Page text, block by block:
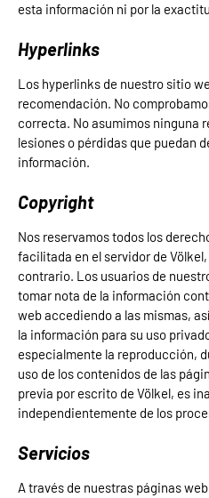
esta información ni por la
Hyperlinks
Los hyperlinks de nuestro sitio
recomendación. No
correcta. No asumimos ninguna
lesiones o pérdidas que puedan
información.
Copyright
Nos reservamos todos los
facilitada en el servidor de
contrario. Los usuarios de
tomar nota de la información
web accediendo a las mismas,
la información para su uso
especialmente la reproducción,
uso de los contenidos de las
previa por escrito de Völkel, es
independientemente de los
Servicios
A través de nuestras páginas